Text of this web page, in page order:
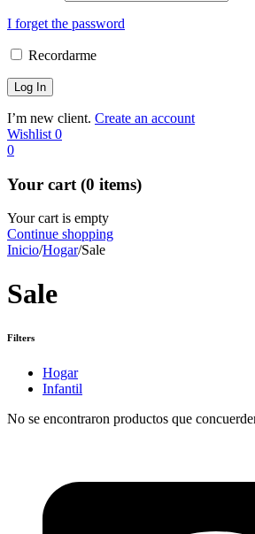
I forget the password
Recordarme
I’m new client. Create an account
Wishlist 0
0
Your cart (0 items)
Your cart is empty
Continue shopping
Inicio/Hogar/Sale
Sale
Filters
Hogar
Infantil
No se encontraron productos que